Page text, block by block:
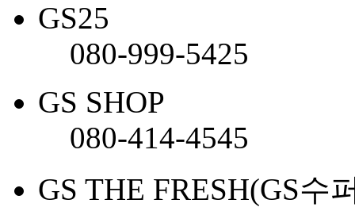
GS25
080-999-5425
GS SHOP
080-414-4545
GS THE FRESH(GS수